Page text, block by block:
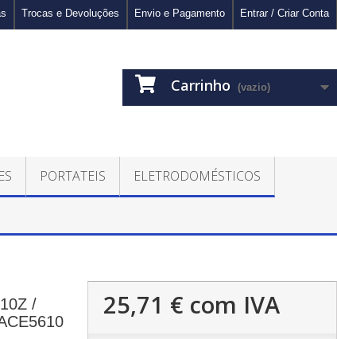
Entrar / Criar Conta
Envio e Pagamento
Trocas e Devoluções
Carrinho (vazio)
PORTATEIS ELETRODOMÉSTICOS
/
25,71 € com IVA